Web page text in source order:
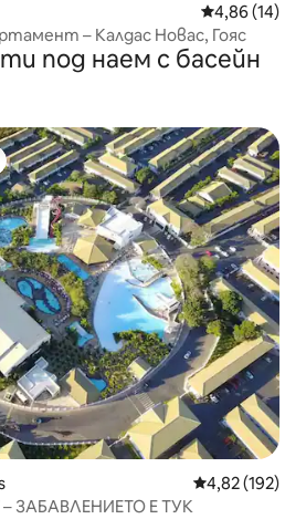
Средна
4,86 (14)
– Калдас Новас, Гояс
под наем с басейн
Средна
4,82 (192)
– ЗАБАВЛЕНИЕТО Е ТУК